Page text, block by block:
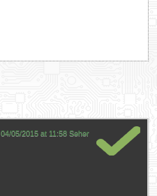
04/05/2015 at 11:58 Səhər